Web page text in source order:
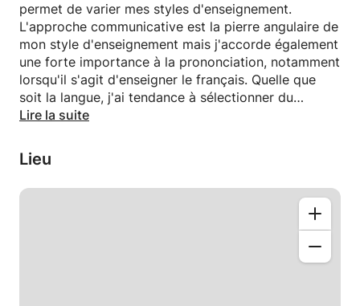
permet de varier mes styles d'enseignement.
L'approche communicative est la pierre angulaire de
mon style d'enseignement mais j'accorde également
une forte importance à la prononciation, notamment
lorsqu'il s'agit d'enseigner le français. Quelle que
soit la langue, j'ai tendance à sélectionner du
matériel pédagogique qui correspond aux intérêts
Jetez un œil à certaines de mes critiques ci-dessous
(elles ne sont pas toutes ici) et laissez-les vous
enseignement du français et de l'anglais, et j'ai
Lire la suite
Lieu